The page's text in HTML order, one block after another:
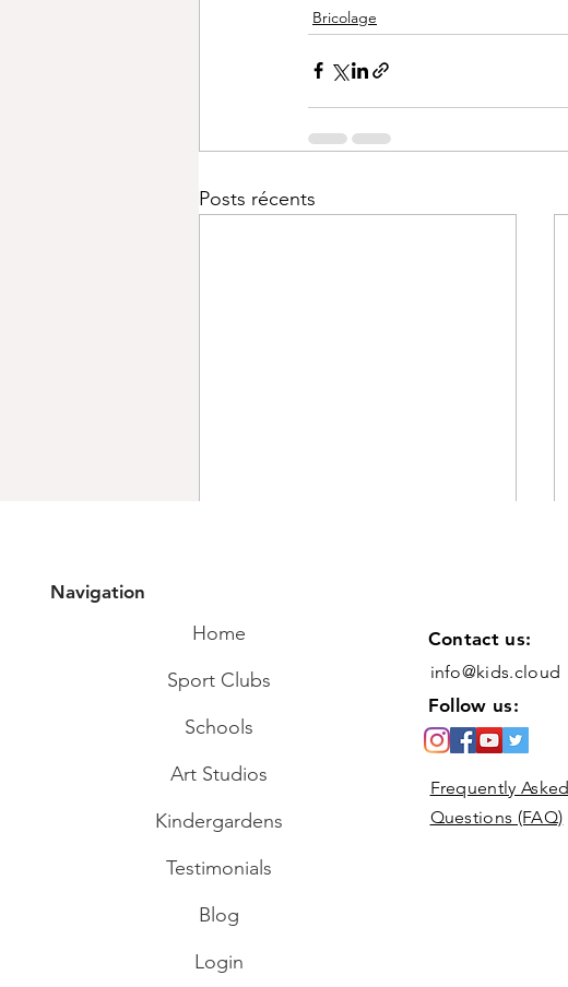
Bricolage
Posts récents
Bricolage pour enfants:
Salon de coiffure feuille
Navigation
Home
Sport Clubs
Schools
Art Studios
Kindergardens
Testimonials
Blog
Login
Contact us:
info@kids.cloud
Follow us:
Frequently Asked
Questions (FAQ)